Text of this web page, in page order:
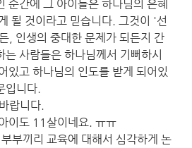
순간에 그 아이들은 하나님의 은혜
될 것이라고 믿습니다. 그것이 '선
, 인생의 중대한 문제가 되든지 간
는 사람들은 하나님께서 기뻐하시
있고 하나님의 인도를 받게 되어있
입니다.
랍니다.
이도 11살이네요. ㅠㅠ
부끼리 교육에 대해서 심각하게 논